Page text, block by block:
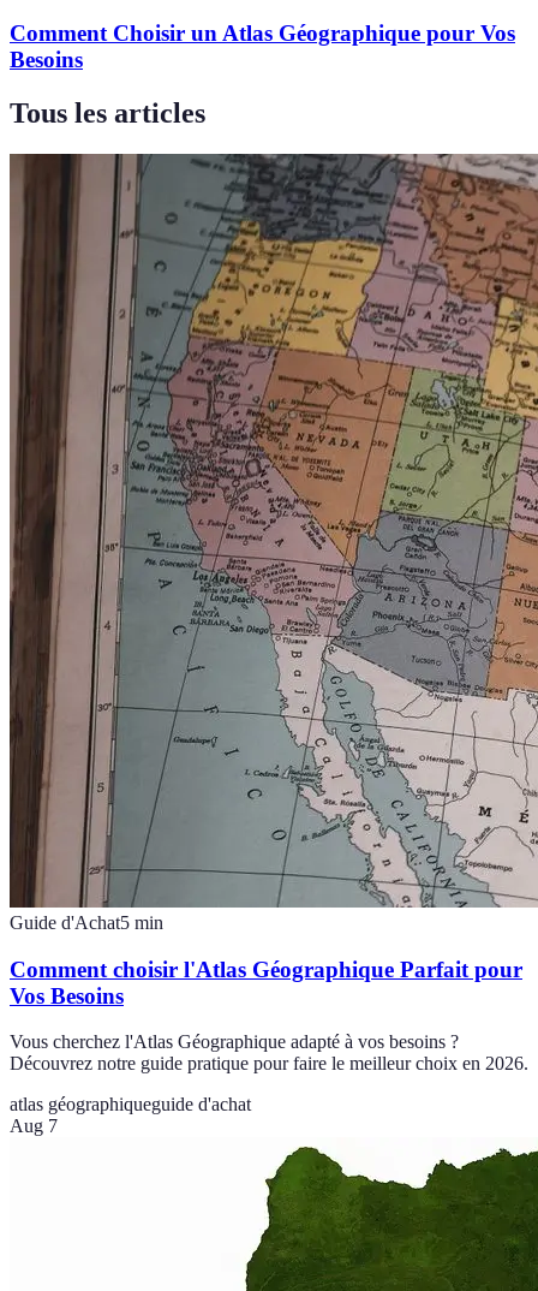
Comment Choisir un Atlas Géographique pour Vos
Besoins
Tous les articles
Guide d'Achat5 min
Comment choisir l'Atlas Géographique Parfait pour
Vos Besoins
Vous cherchez l'Atlas Géographique adapté à vos besoins ?
Découvrez notre guide pratique pour faire le meilleur choix en 2026.
atlas géographiqueguide d'achat
Aug 7